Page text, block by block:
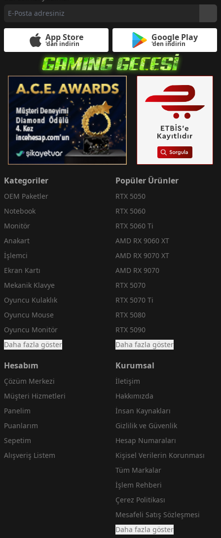
App Store
'dan indirin
Google Play
'den indirin
Kategoriler
OEM Paketler
Notebook
Monitör
Anakart
İşlemci
Ekran Kartı
Mekanik Klavye
Oyuncu Kulaklık
Oyuncu Mouse
Oyuncu Monitör
Daha fazla göster
Popüler Ürünler
RTX 5050
RTX 5060
RTX 5060 Ti
AMD RX 9060 XT
AMD RX 9070 XT
AMD RX 9070
RTX 5070
RTX 5070 Ti
RTX 5080
RTX 5090
Daha fazla göster
Hesabım
Çözüm Merkezi
Müşteri Hizmetleri
Panelim
Puanlarım
Sepetim
Alışveriş Listem
Kurumsal
İletişim
Hakkımızda
İnsan Kaynakları
Gizlilik ve Güvenlik
Hesap Numaraları
Kişisel Verilerin Korunması
Tüm Markalar
İşlem Rehberi
Çerez Politikası
Mesafeli Satış Sözleşmesi
Daha fazla göster